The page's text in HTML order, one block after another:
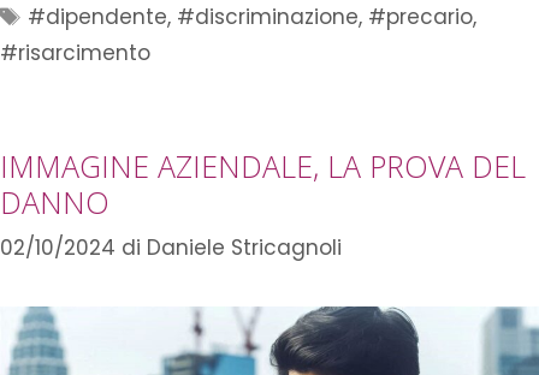
#dipendente, #discriminazione, #precario,
#risarcimento
IMMAGINE AZIENDALE, LA PROVA DEL
DANNO
02/10/2024 di Daniele Stricagnoli